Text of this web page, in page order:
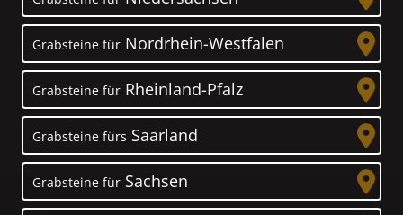
Grabsteine für Nordrhein-Westfalen
Grabsteine für Rheinland-Pfalz
Grabsteine fürs Saarland
Grabsteine für Sachsen